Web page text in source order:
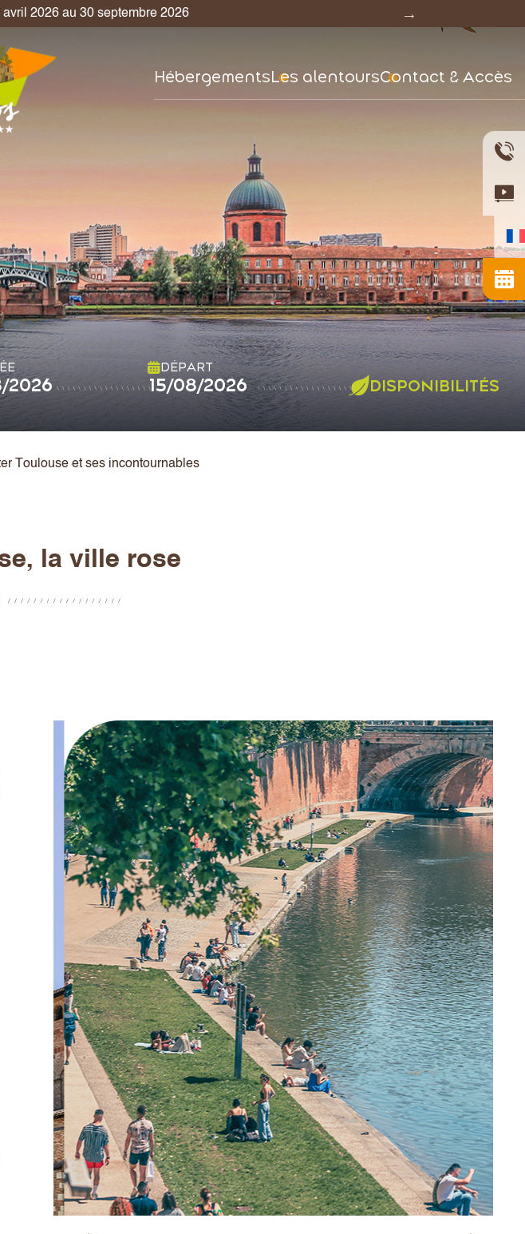
d’une semaine au prix de 6 nuits
HébergementsLes alentoursContact & Accès
DÉPART
DISPONIBILITÉS
Toulouse et ses incontournables
la ville rose